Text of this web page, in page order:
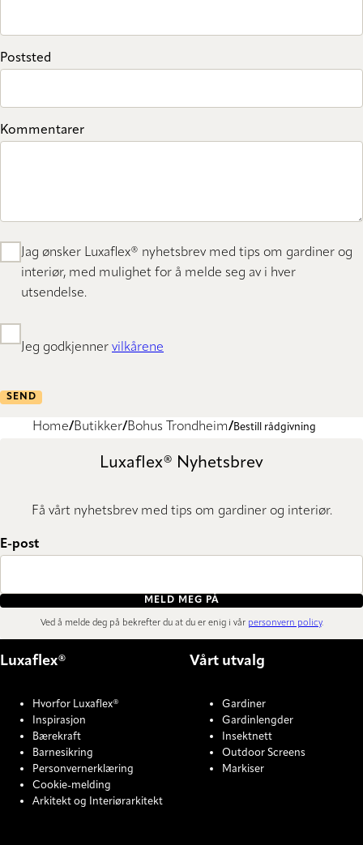
Poststed
Kommentarer
Jag ønsker Luxaflex® nyhetsbrev med tips om gardiner og
interiør, med mulighet for å melde seg av i hver
utsendelse.
Jeg godkjenner vilkårene
SEND
Home Butikker Bohus Trondheim Bestill rådgivning
Luxaflex® Nyhetsbrev
Få vårt nyhetsbrev med tips om gardiner og interiør.
E-post
MELD MEG PÅ
Ved å melde deg på bekrefter du at du er enig i vår personvern policy.
Luxaflex®
Hvorfor Luxaflex®
Inspirasjon
Bærekraft
Barnesikring
Personvernerklæring
Cookie-melding
Arkitekt og Interiørarkitekt
Vårt utvalg
Gardiner
Gardinlengder
Insektnett
Outdoor Screens
Markiser